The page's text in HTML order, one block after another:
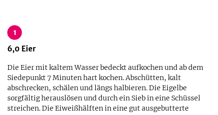
1
6,0 Eier
Die Eier mit kaltem Wasser bedeckt aufkochen und ab dem
Siedepunkt 7 Minuten hart kochen. Abschütten, kalt
abschrecken, schälen und längs halbieren. Die Eigelbe
sorgfältig herauslösen und durch ein Sieb in eine Schüssel
streichen. Die Eiweißhälften in eine gut ausgebutterte